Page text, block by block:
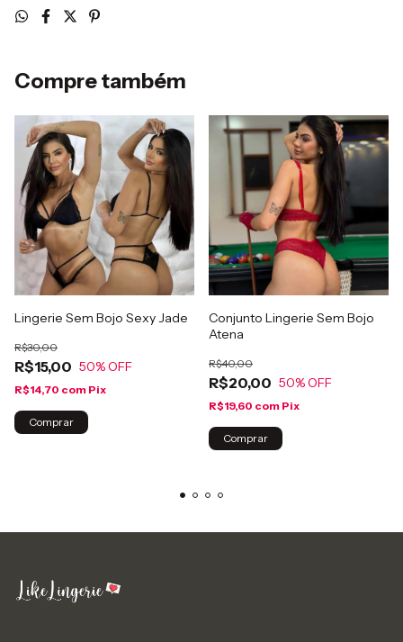
Compre também
Lingerie Sem Bojo Sexy Jade
R$15,00
R$30,00
50% OFF
R$14,70 com Pix
Comprar
Conjunto Lingerie Sem Bojo
Atena
R$20,00
R$40,00
50% OFF
R$19,60 com Pix
Comprar